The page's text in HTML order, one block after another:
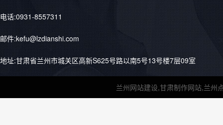
电话:0931-8557311
邮件:kefu@lzdianshi.com
地址:甘肃省兰州市城关区高新S625号路以南5号13号楼7层09室
兰州网站建设,甘肃制作网站,